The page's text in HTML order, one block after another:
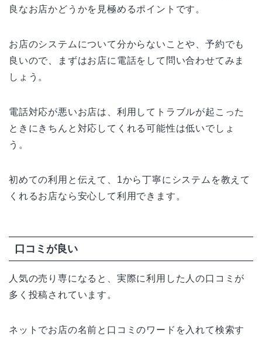
良なお店かどうかを見極めるポイントです。
お店のシステムについて分からないことや、予約でも
良いので、まずはお店に電話をして問い合わせてみま
しょう。
電話対応が悪いお店は、利用してトラブルが起こった
ときにきちんと対応してくれる可能性は低いでしょ
う。
初めての利用と伝えて、1から丁寧にシステムを教えて
くれるお店なら安心して利用できます。
口コミが良い
人気の売り専になると、実際に利用した人の口コミが
多く投稿されています。
ネットでお店の名前と口コミのワードを入れて検索す